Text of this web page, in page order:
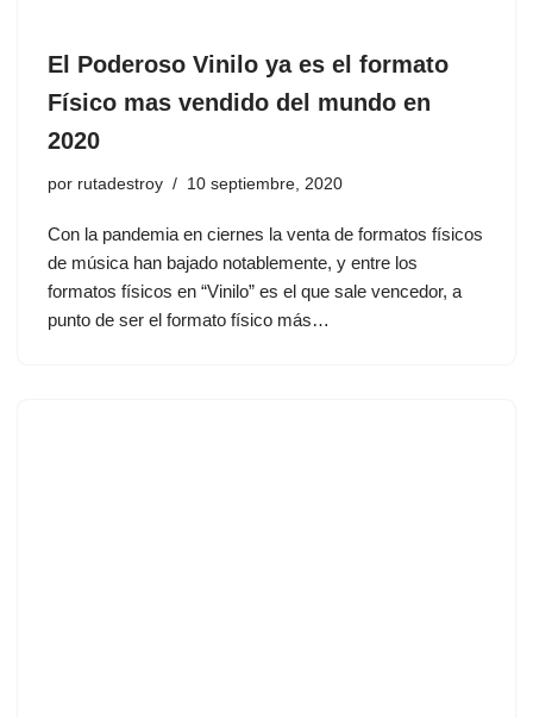
El Poderoso Vinilo ya es el formato
Físico mas vendido del mundo en
2020
por rutadestroy 10 septiembre, 2020
Con la pandemia en ciernes la venta de formatos físicos
de música han bajado notablemente, y entre los
formatos físicos en “Vinilo” es el que sale vencedor, a
punto de ser el formato físico más…